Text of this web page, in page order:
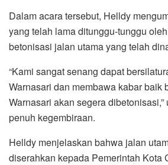
Dalam acara tersebut, Helldy
yang telah lama ditunggu-tunggu
betonisasi jalan utama yang telah
“Kami sangat senang dapat
Warnasari dan membawa kabar baik
Warnasari akan segera
penuh kegembiraan.
Helldy menjelaskan bahwa jalan
diserahkan kepada Pemerintah Kota